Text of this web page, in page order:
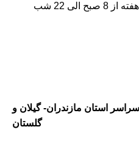
الی 22 شب
فعال در سراسر استان مازندران- گیلان و
گلستان